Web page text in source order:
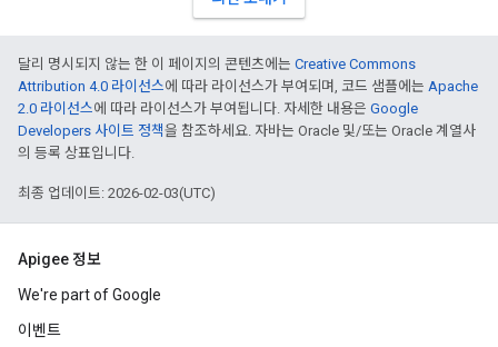
달리 명시되지 않는 한 이 페이지의 콘텐츠에는 Creative Commons
Attribution 4.0 라이선스에 따라 라이선스가 부여되며, 코드 샘플에는 Apache
2.0 라이선스에 따라 라이선스가 부여됩니다. 자세한 내용은 Google
Developers 사이트 정책을 참조하세요. 자바는 Oracle 및/또는 Oracle 계열사
의 등록 상표입니다.
최종 업데이트: 2026-02-03(UTC)
Apigee 정보
We're part of Google
이벤트